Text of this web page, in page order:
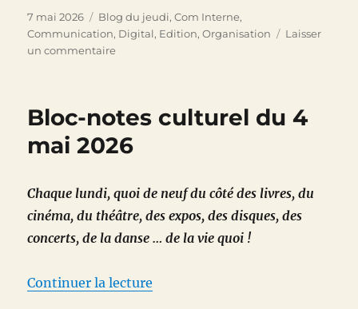
Publié
le
7 mai 2026 Catégories
Blog du jeudi,Com Interne,
Communication, Digital, Edition,Organisation
Laisser
un commentairesur
de
relations
Bloc-notes culturel du 4
mai 2026
Chaque lundi, quoi de neuf du côté des livres, du
cinéma, du théâtre, des expos, des disques, des
concerts, de la danse … de la vie quoi !
Continuer la lecture